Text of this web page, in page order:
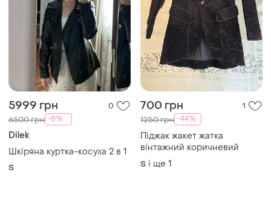
5999 грн 0
6500 грн -8%
Dilek
Шкіряна куртка-косуха 2 в 1
S
700 грн 1
1250 грн -44%
Піджак жакет жатка
вінтажний коричневий
S і ще 1